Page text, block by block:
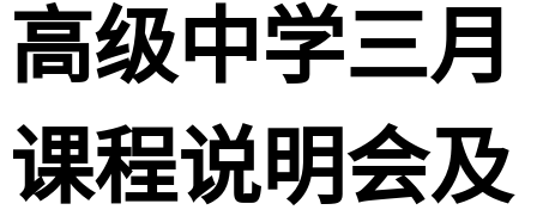
高级中学三月
课程说明会及